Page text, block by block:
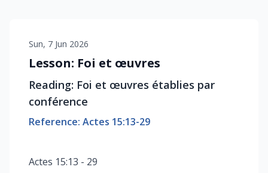
Sun, 7 Jun 2026
Lesson: Foi et œuvres
Reading: Foi et œuvres établies par
conférence
Reference: Actes 15:13-29
Actes 15:13 - 29